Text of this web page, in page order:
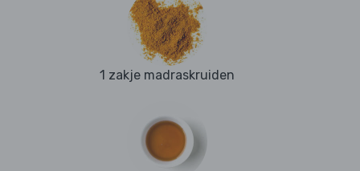
1 zakje madraskruiden